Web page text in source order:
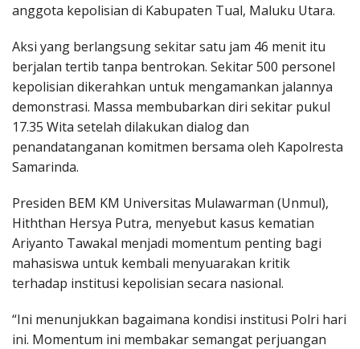
anggota kepolisian di Kabupaten Tual, Maluku Utara.
Aksi yang berlangsung sekitar satu jam 46 menit itu
berjalan tertib tanpa bentrokan. Sekitar 500 personel
kepolisian dikerahkan untuk mengamankan jalannya
demonstrasi. Massa membubarkan diri sekitar pukul
17.35 Wita setelah dilakukan dialog dan
penandatanganan komitmen bersama oleh Kapolresta
Samarinda.
Presiden BEM KM Universitas Mulawarman (Unmul),
Hiththan Hersya Putra, menyebut kasus kematian
Ariyanto Tawakal menjadi momentum penting bagi
mahasiswa untuk kembali menyuarakan kritik
terhadap institusi kepolisian secara nasional.
“Ini menunjukkan bagaimana kondisi institusi Polri hari
ini. Momentum ini membakar semangat perjuangan